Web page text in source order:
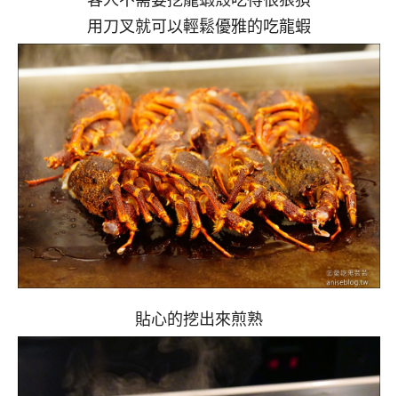
用刀叉就可以輕鬆優雅的吃龍蝦
貼心的挖出來煎熟